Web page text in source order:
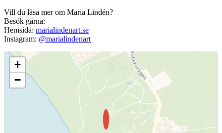
Vill du läsa mer om Maria Lindén?
Besök gärna:
Hemsida: marialindenart.se
Instagram: @marialindenart
+
−